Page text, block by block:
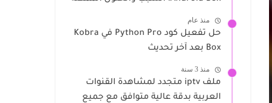
منذ عام
حل تفعيل كود Python Pro في Kobra
Box بعد آخر تحديث
منذ 3 سنة
ملف iptv متجدد لمشاهدة القنوات
العربية بدقة عالية متوافق مع جميع